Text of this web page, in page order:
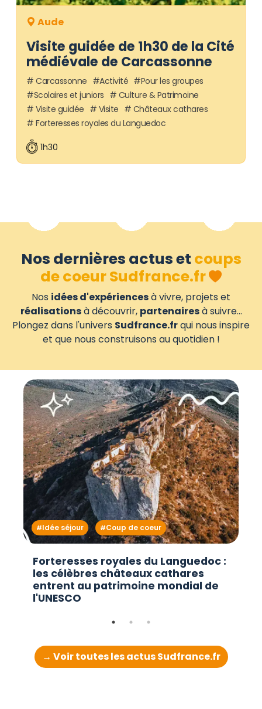
Visite guidée de 1h30 de la Cité
médiévale de Carcassonne
Aude
Carcassonne Activité
Pour les groupes
Scolaires et juniors
Culture & Patrimoine
Visite guidée
Visite
Châteaux cathares
Forteresses royales du Languedoc
1h30
Nos dernières actus et coups
de coeur Sudfrance.fr
Nos idées d'expériencesà vivre, projets et
réalisationsà découvrir, partenairesà suivre...
Plongez dans l'univers Sudfrance.frqui nous inspire
et que nous construisons au quotidien !
Forteresses royales du Languedoc :
les célèbres châteaux cathares
entrent au patrimoine mondial de
l'UNESCO
Idée séjour Coup de coeur
→ Voir toutes les actus Sudfrance.fr